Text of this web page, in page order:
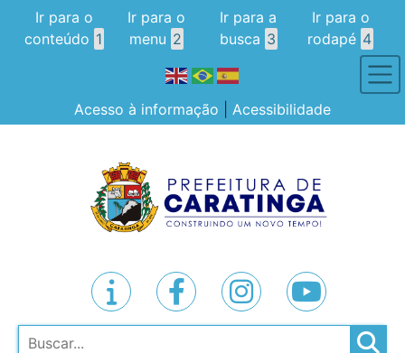
Ir para o
conteúdo 1
Ir para o
menu 2
Ir para a
busca 3
Ir para o
rodapé 4
Acesso à informação Acessibilidade
Pesquisar